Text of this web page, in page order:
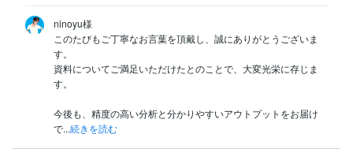
ninoyu様
このたびもご丁寧なお言葉を頂戴し、誠にありがとうございま
す。
資料についてご満足いただけたとのことで、大変光栄に存じま
す。
今後も、精度の高い分析と分かりやすいアウトプットをお届け
で...続きを読む